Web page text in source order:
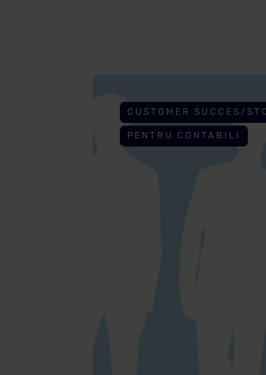
CUSTOMER SUCCES/
PENTRU CONTABILI